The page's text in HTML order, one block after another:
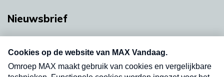
Nieuwsbrief
nieuwsbrief. Elke vrijdag- en dinsdagochtend in
uw mailbox.